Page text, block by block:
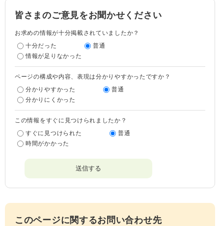
皆さまのご意見をお聞かせください
お求めの情報が十分掲載されていましたか？
十分だった
普通
情報が足りなかった
ページの構成や内容、表現は分かりやすかったですか？
分かりやすかった
普通
分かりにくかった
この情報をすぐに見つけられましたか？
すぐに見つけられた
普通
時間がかかった
このページに関するお問い合わせ先